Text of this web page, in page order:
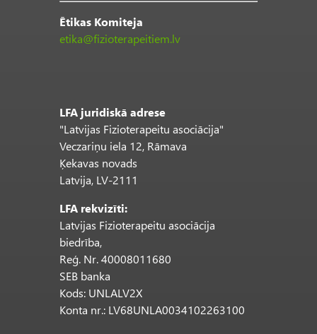
Ētikas Komiteja
etika@fizioterapeitiem.lv
LFA juridiskā adrese
"Latvijas Fizioterapeitu asociācija"
Veczariņu iela 12, Rāmava
Ķekavas novads
Latvija, LV-2111
LFA rekvizīti:
Latvijas Fizioterapeitu asociācija
biedrība,
Reģ. Nr. 40008011680
SEB banka
Kods: UNLALV2X
Konta nr.: LV68UNLA0034102263100